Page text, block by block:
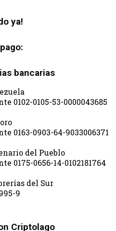
ya!
bancarias
0102-0105-53-0000043685
0163-0903-64-9033006371
del Pueblo
0175-0656-14-0102181764
del Sur
9
Criptolago